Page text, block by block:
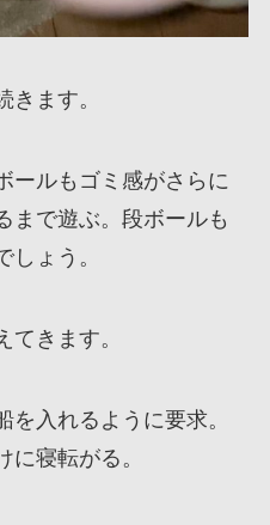
きます。
ールもゴミ感がさらに
まで遊ぶ。段ボールも
しょう。
きます。
入れるように要求。
寝転がる。